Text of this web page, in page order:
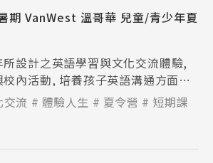
期 VanWest 溫哥華 兒童/青少年夏
設計之英語學習與文化交流體驗,
內活動, 培養孩子英語溝通方面的
交流 體驗人生 夏令營
短期課